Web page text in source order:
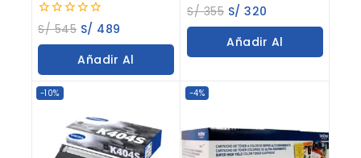
0
out
of
S/545 S/ 489
Añadir Al
0
out
of
S/355 S/ 320
Añadir Al
-10% -4%